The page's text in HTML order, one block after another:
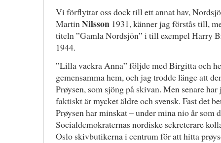
Vi förflyttar oss dock till ett annat hav,
MartinNilsson1931, känner jag förstås till,
titeln ”Gamla Nordsjön” i till exempel Harry
1944.
”Lilla vackra Anna” följde med Birgitta och
gemensamma hem, och jag trodde länge att
Prøysen, som sjöng på skivan. Men senare
faktiskt är mycket äldre och svensk. Fast det
Prøysen har minskat – under mina nio år som
Socialdemokraternas nordiske sekreterare
Oslo skivbutikerna i centrum för att hitta